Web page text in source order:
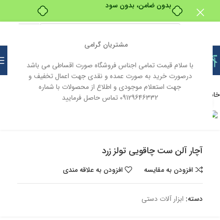
مشتریان گرامی
با سلام قیمت تمامی اجناس فروشگاه صورت اقساطی می باشد
درصورت خرید به صورت عمده و نقدی جهت اعمال تخفیف و
جهت استعلام موجودی و اطلاع از محصولات با شماره
09129646332 تماس حاصل فرمایید
بدون ضامن، بدون سود
خانه ابزار آلات ابزار آلات دستی
بزرگنمایی تصویر
آچار آلن ست چاقویی تولز زرد
افزودن به مقایسه افزودن به علاقه مندی
دسته: ابزار آلات دستی